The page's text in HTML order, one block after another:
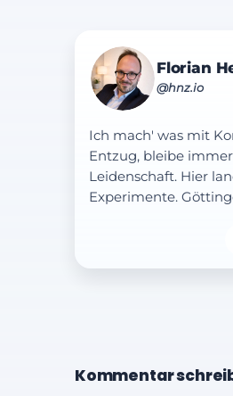
Florian
@hnz.io
Ich mach' was mit
Entzug, bleibe
Leidenschaft. Hier
Experimente.
Kommentar